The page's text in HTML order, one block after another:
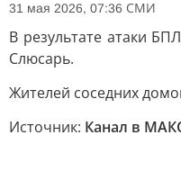
31 мая 2026, 07:36 СМИ
В результате атаки
Слюсарь.
Жителей соседних
Источник: Канал в